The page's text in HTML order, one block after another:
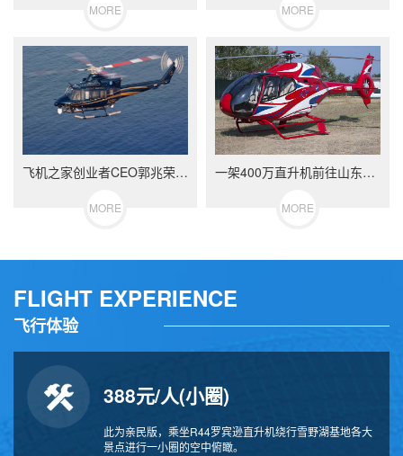
MORE MORE
飞机之家创业者CEO郭兆荣日记分享
MORE
一架400万直升机前往山东济宁展开美国白蛾防治
MORE
FLIGHT EXPERIENCE
飞行体验
388元/人(小圈)
此为亲民版，乘坐R44罗宾逊直升机绕行雪野湖基地各大
景点进行一小圈的空中俯瞰。